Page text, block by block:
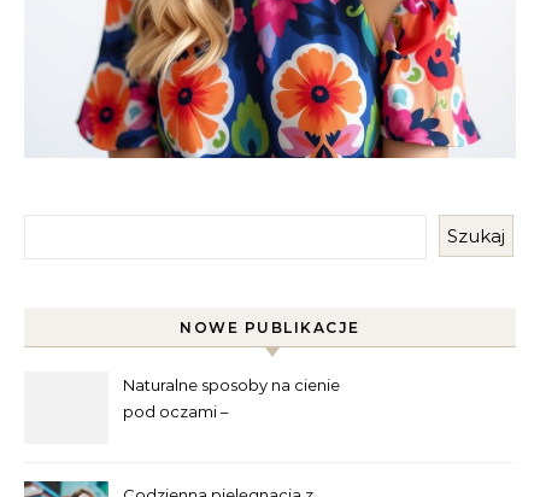
Szukaj
NOWE PUBLIKACJE
Naturalne sposoby na cienie
pod oczami –